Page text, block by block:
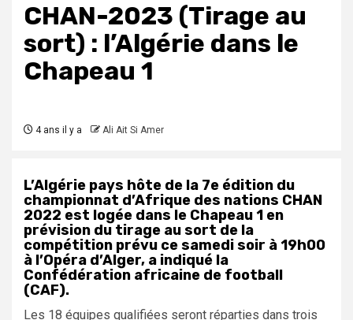
CHAN-2023 (Tirage au
sort) : l’Algérie dans le
Chapeau 1
4 ans il y a Ali Ait Si Amer
L’Algérie pays hôte de la 7e édition du
championnat d’Afrique des nations CHAN
2022 est logée dans le Chapeau 1 en
prévision du tirage au sort de la
compétition prévu ce samedi soir à 19h00
à l’Opéra d’Alger, a indiqué la
Confédération africaine de football
(CAF).
Les 18 équipes qualifiées seront réparties dans trois